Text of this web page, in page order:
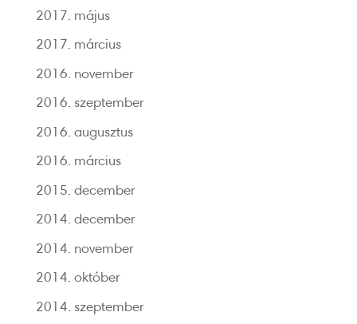
2017. május
2017. március
2016. november
2016. szeptember
2016. augusztus
2016. március
2015. december
2014. december
2014. november
2014. október
2014. szeptember